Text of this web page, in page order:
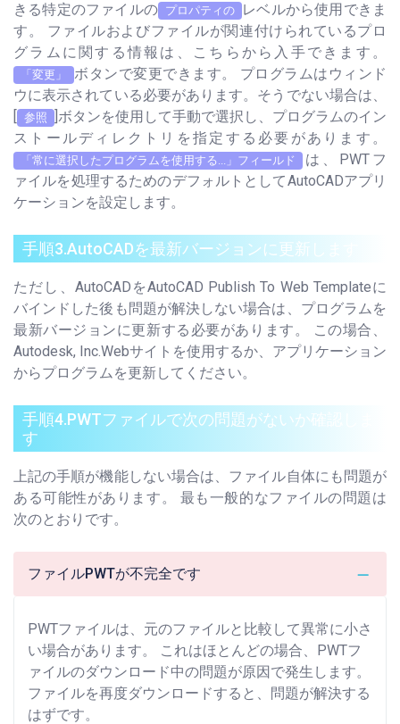
きる特定のファイルの プロパティの
レベルから使用できま
す。 ファイルおよびファイルが関連付けられているプロ
グラムに関する情報は、こちらから入手できます。
「変更」
ボタンで変更できます。 プログラムはウィンド
ウに表示されている必要があります。そうでない場合は、
[ 参照 ]ボタンを使用して手動で選択し、プログラムのイン
ストールディレクトリを指定する必要があります。
「常に選択したプログラムを使用する...」フィールド
は、PWTフ
ァイルを処理するためのデフォルトとしてAutoCADアプリ
ケーションを設定します。
手順3.AutoCADを最新バージョンに更新します
ただし、AutoCADをAutoCAD Publish To Web Templateに
バインドした後も問題が解決しない場合は、プログラムを
最新バージョンに更新する必要があります。 この場合、
Autodesk, Inc.Webサイトを使用するか、アプリケーション
からプログラムを更新してください。
手順4.PWTファイルで次の問題がないか確認しま
す
上記の手順が機能しない場合は、ファイル自体にも問題が
ある可能性があります。 最も一般的なファイルの問題は
次のとおりです。
ファイルPWTが不完全です
PWTファイルは、元のファイルと比較して異常に小さ
い場合があります。 これはほとんどの場合、PWTフ
ァイルのダウンロード中の問題が原因で発生します。
ファイルを再度ダウンロードすると、問題が解決する
はずです。